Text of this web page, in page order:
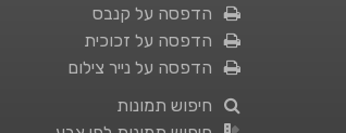
הדפסה על קנבס
הדפסה על זכוכית
הדפסה על נייר צילום
חיפוש תמונות